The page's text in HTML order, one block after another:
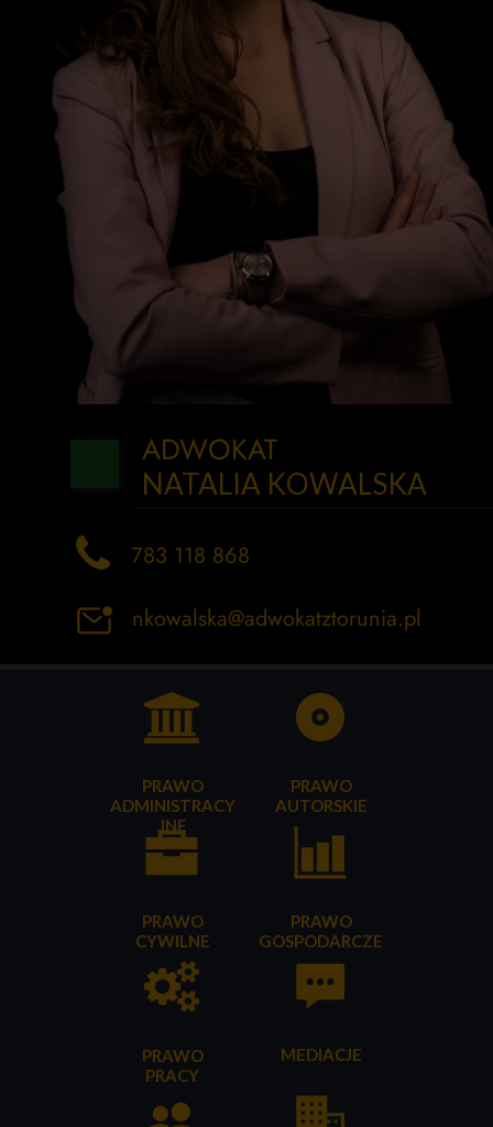
PRAWO
ADMINISTRACY
JNE
PRAWO
CYWILNE
PRAWO
GOSPODARCZE
PRAWO
PRACY
PRAWO
AUTORSKIE
MEDIACJE
nkowalska@adwokatztorunia.pl
783 118 868
ADWOKAT
NATALIA KOWALSKA